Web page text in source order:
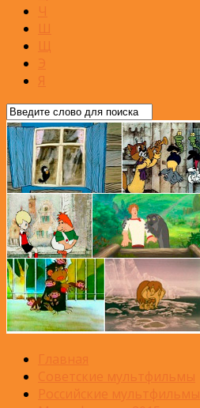
Ч
Ш
Щ
Э
Я
Главная
Советские мультфильмы
Российские мультфильмы